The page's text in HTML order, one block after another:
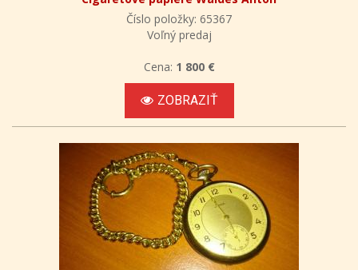
Číslo položky: 65367
Voľný predaj
Cena: 1 800 €
ZOBRAZIŤ